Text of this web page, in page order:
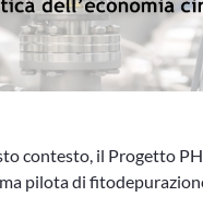
contesto, il Progetto
pilota di